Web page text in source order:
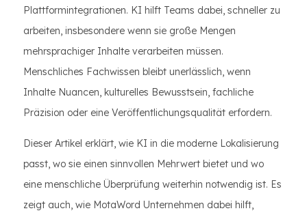
Plattformintegrationen. KI hilft Teams dabei, schneller zu
arbeiten, insbesondere wenn sie große Mengen
mehrsprachiger Inhalte verarbeiten müssen.
Menschliches Fachwissen bleibt unerlässlich, wenn
Inhalte Nuancen, kulturelles Bewusstsein, fachliche
Präzision oder eine Veröffentlichungsqualität erfordern.
Dieser Artikel erklärt, wie KI in die moderne Lokalisierung
passt, wo sie einen sinnvollen Mehrwert bietet und wo
eine menschliche Überprüfung weiterhin notwendig ist. Es
zeigt auch, wie MotaWord Unternehmen dabei hilft,